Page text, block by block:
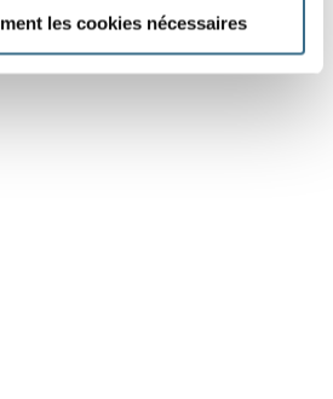
les cookies nécessaires